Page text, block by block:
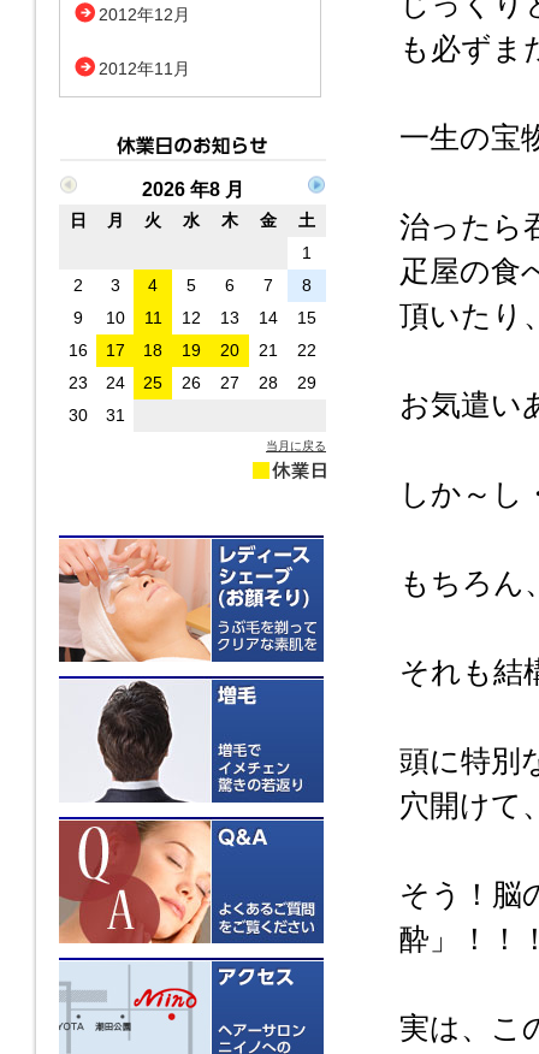
も必ずま
一生の宝
治ったら
疋屋の食
頂いたり
お気遣い
しか～し
もちろん
それも結
頭に特別
穴開けて
そう！脳
酔」！！
実は、こ
2012年12月
2012年11月
2026 年8 月
日 月 火 水 木 金
土
1
2
3 4 5 6 7
8
9
10 11 12 13 14
15
16
17 18 19 20 21
22
23
24 25 26 27 28
29
30
31
当月に戻る